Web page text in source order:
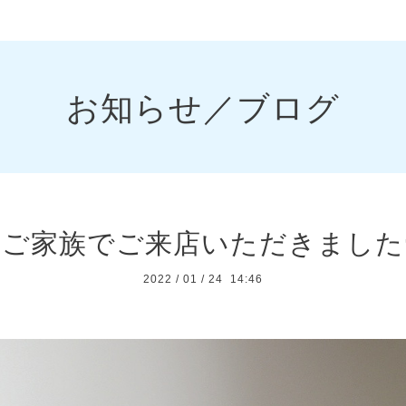
お知らせ／ブログ
家族でご来店いただきまし
2022 / 01 / 24 14:46